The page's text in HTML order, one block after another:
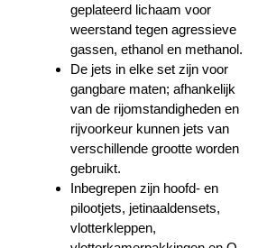
geplateerd lichaam voor
weerstand tegen agressieve
gassen, ethanol en methanol.
De jets in elke set zijn voor
gangbare maten; afhankelijk
van de rijomstandigheden en
rijvoorkeur kunnen jets van
verschillende grootte worden
gebruikt.
Inbegrepen zijn hoofd- en
pilootjets, jetinaaldensets,
vlotterkleppen,